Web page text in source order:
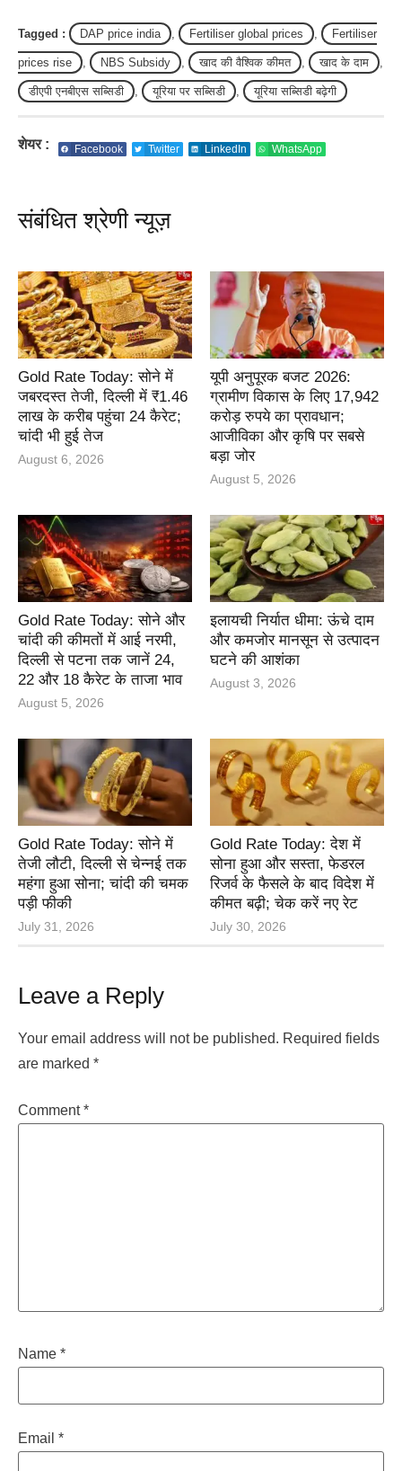
Tagged : DAP price india Fertiliser global prices Fertiliser
prices rise NBS Subsidy खाद की वैश्विक कीमत खाद के दाम
डीएपी एनबीएस सब्सिडी यूरिया पर सब्सिडी यूरिया सब्सिडी बढ़ेगी
शेयर : Facebook Twitter LinkedIn WhatsApp
संबंधित श्रेणी न्यूज़
Gold Rate Today: सोने में
जबरदस्त तेजी, दिल्ली में ₹1.46
लाख के करीब पहुंचा 24 कैरेट;
चांदी भी हुई तेज
August 6, 2026
यूपी अनुपूरक बजट 2026:
ग्रामीण विकास के लिए 17,942
करोड़ रुपये का प्रावधान;
आजीविका और कृषि पर सबसे
बड़ा जोर
August 5, 2026
Gold Rate Today: सोने और
चांदी की कीमतों में आई नरमी,
दिल्ली से पटना तक जानें 24,
22 और 18 कैरेट के ताजा भाव
August 5, 2026
इलायची निर्यात धीमा: ऊंचे दाम
और कमजोर मानसून से उत्पादन
घटने की आशंका
August 3, 2026
Gold Rate Today: सोने में
तेजी लौटी, दिल्ली से चेन्नई तक
महंगा हुआ सोना; चांदी की चमक
पड़ी फीकी
July 31, 2026
Gold Rate Today: देश में
सोना हुआ और सस्ता, फेडरल
रिजर्व के फैसले के बाद विदेश में
कीमत बढ़ी; चेक करें नए रेट
July 30, 2026
Leave a Reply
Your email address will not be published. Required fields
are marked *
Comment*
Name *
Email *